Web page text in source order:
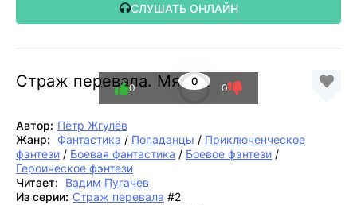
СЛУШАТЬ ОНЛАЙН
Страж перевала. Мятеж
0
0 0
Автор: Пётр Жгулёв
Жанр:
Фантастика / Попаданцы / Приключенческое
фэнтези / Боевая фантастика / Боевое фэнтези /
Героическое фэнтези
Читает:
Вадим Пугачев
Из серии: Страж перевала #2